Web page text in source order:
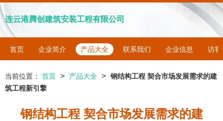
连云港腾创建筑安装工程有限公司
首页 企业简介 产品大全 联系我们 企业信息 访客
当前位置： 首页 > 产品大全 > 钢结构工程 契合市场发展需求的建
筑工程新引擎
钢结构工程 契合市场发展需求的建